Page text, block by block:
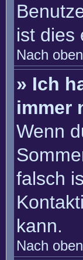
ist dies
Nach oben
» Ich
immer
Wenn
falsch
kann.
Nach oben